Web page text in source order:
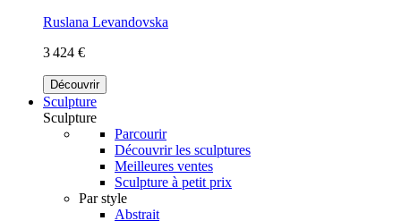
Ruslana Levandovska
3 424 €
Découvrir
Sculpture
Sculpture
Parcourir
Découvrir les sculptures
Meilleures ventes
Sculpture à petit prix
Par style
Abstrait